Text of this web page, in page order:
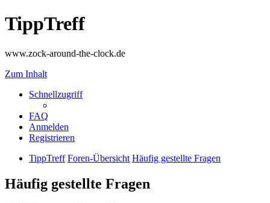
TippTreff
www.zock-around-the-clock.de
Zum Inhalt
Schnellzugriff
FAQ
Anmelden
Registrieren
TippTreff Foren-Übersicht Häufig gestellte Fragen
Häufig gestellte Fragen